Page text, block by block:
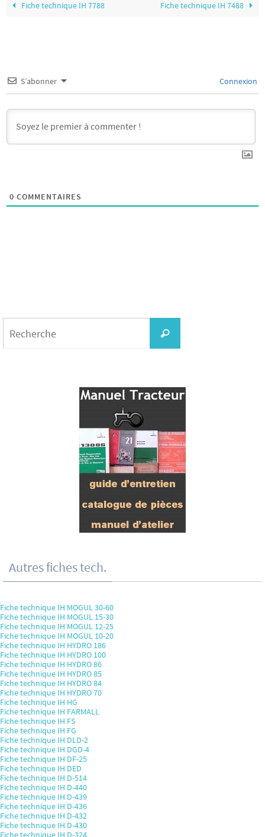
Fiche technique IH 7788 Fiche technique IH 7488
S’abonner Connexion
0 COMMENTAIRES
Recherche
Autres fiches tech.
Fiche technique IH MOGUL 30-60
Fiche technique IH MOGUL 15-30
Fiche technique IH MOGUL 12-25
Fiche technique IH MOGUL 10-20
Fiche technique IH HYDRO 186
Fiche technique IH HYDRO 100
Fiche technique IH HYDRO 86
Fiche technique IH HYDRO 85
Fiche technique IH HYDRO 84
Fiche technique IH HYDRO 70
Fiche technique IH HG
Fiche technique IH FARMALL
Fiche technique IH FS
Fiche technique IH FG
Fiche technique IH DLD-2
Fiche technique IH DGD-4
Fiche technique IH DF-25
Fiche technique IH DED
Fiche technique IH D-514
Fiche technique IH D-440
Fiche technique IH D-439
Fiche technique IH D-436
Fiche technique IH D-432
Fiche technique IH D-430
Fiche technique IH D-324